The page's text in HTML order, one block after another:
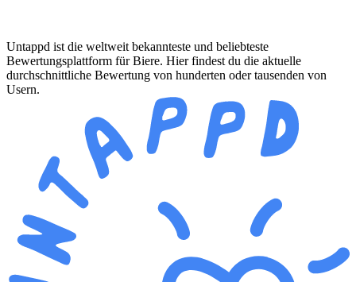
Untappd ist die weltweit bekannteste und beliebteste
Bewertungsplattform für Biere. Hier findest du die aktuelle
durchschnittliche Bewertung von hunderten oder tausenden von
Usern.